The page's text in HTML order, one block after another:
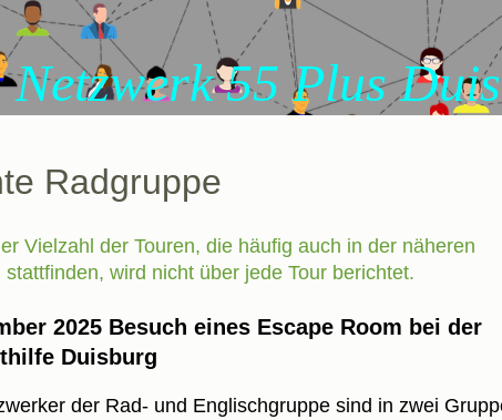
Radgruppe
Vielzahl der Touren, die häufig auch in der näheren
stattfinden, wird nicht über jede Tour berichtet.
2025 Besuch eines Escape Room bei der
Duisburg
der Rad- und Englischgruppe sind in zwei